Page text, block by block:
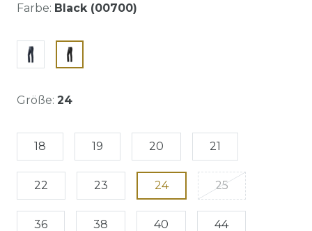
Farbe: Black (00700)
Größe: 24
18 19 20 21
22 23 24 25
36 38 40 44